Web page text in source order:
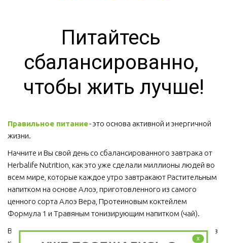
Питайтесь
сбалансированно,
чтобы жить лучше!
Правильное питание - это основа активной и энергичной
жизни.
Начните и Вы свой день со сбалансированного завтрака от
Herbalife Nutrition, как это уже сделали миллионы людей во
всем мире, которые каждое утро завтракают Растительным
напитком на основе Алоэ, приготовленного из самого
ценного сорта Алоэ Вера, Протеиновым коктейлем
Формула 1 и Травяным тонизирующим напитком (чай).
Ведь завтрак является важным приемом пищи, который ни в
x